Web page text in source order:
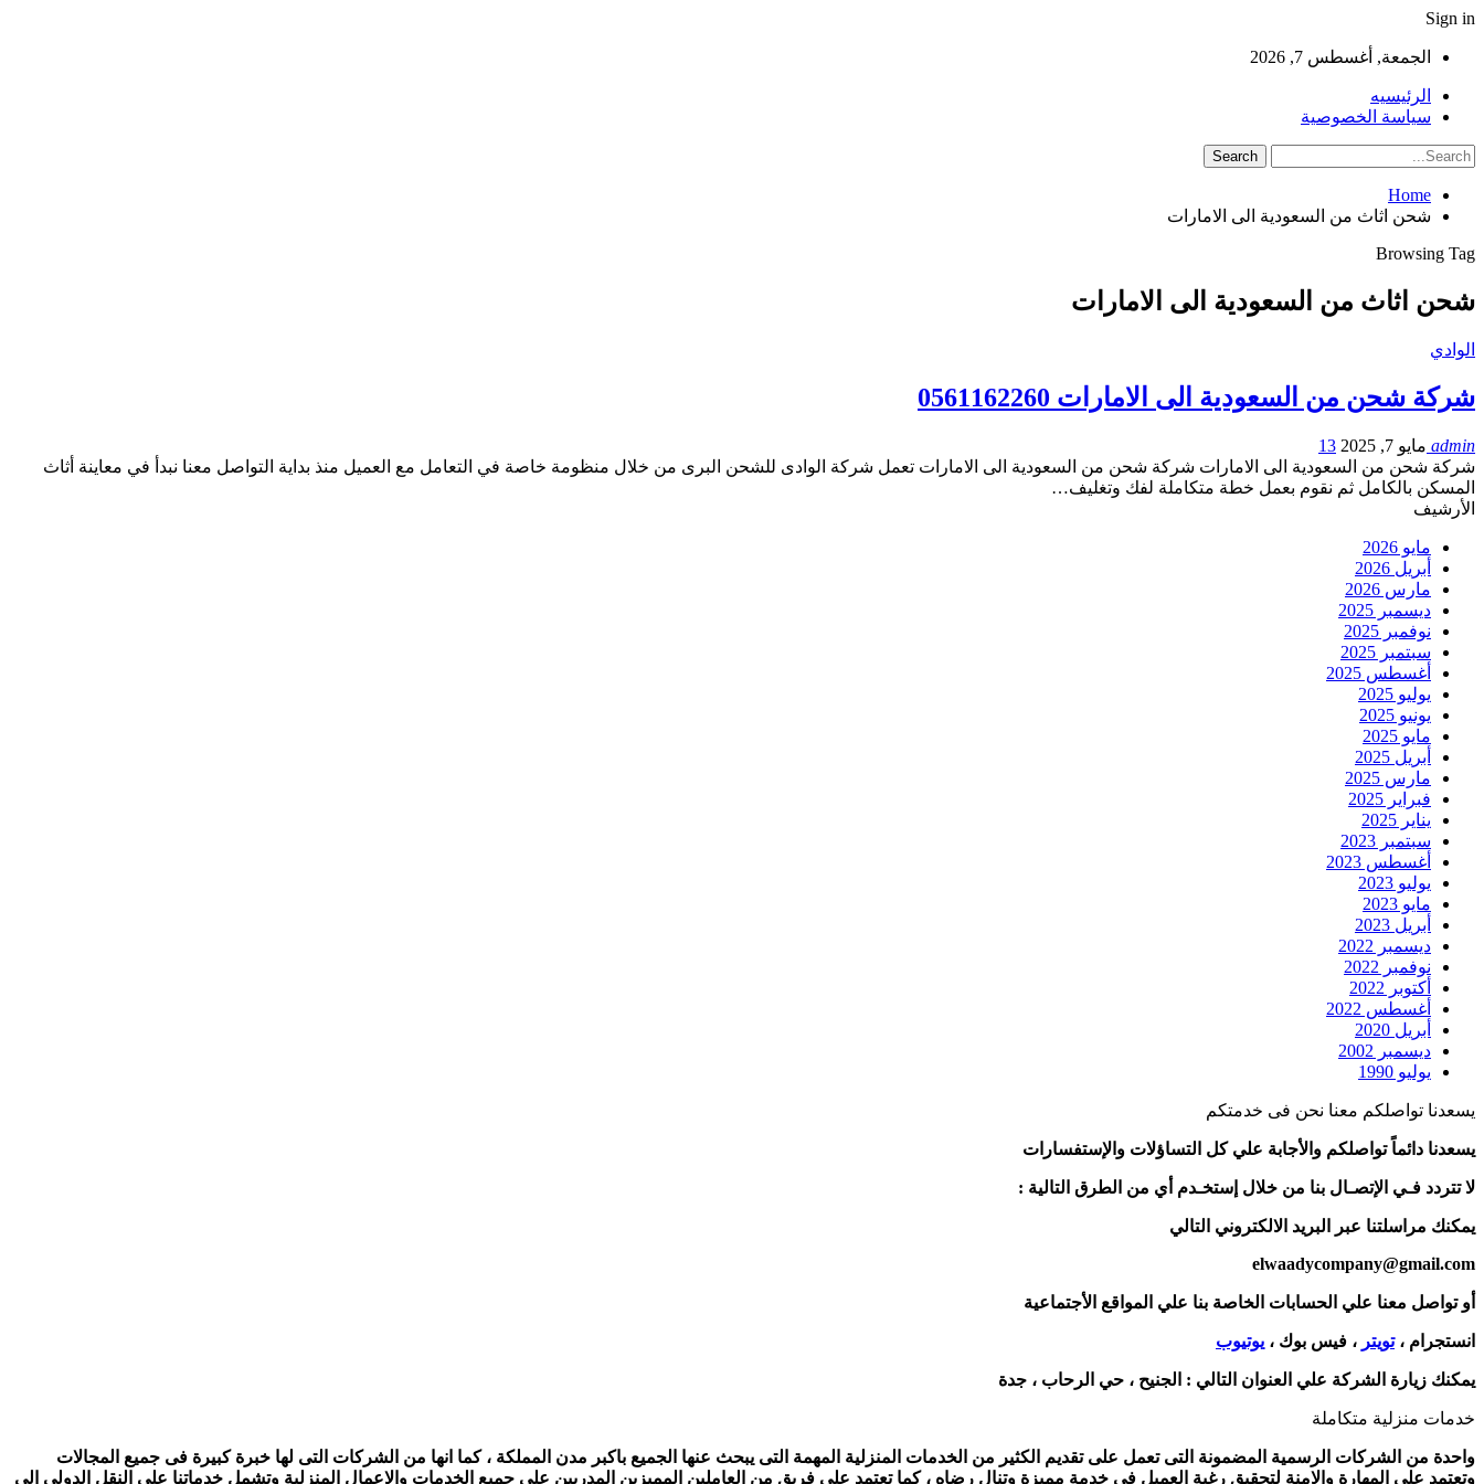
Sign in
الجمعة, أغسطس 7, 2026
الرئيسيه
سياسة الخصوصية
Home
شحن اثاث من السعودية الى الامارات
Browsing Tag
شحن اثاث من السعودية الى الامارات
الوادي
شركة شحن من السعودية الى الامارات 0561162260
admin مايو 7, 2025
13
شركة شحن من السعودية الى الامارات شركة شحن من السعودية الى الامارات تعمل شركة الوادى للشحن البرى من خلال منظومة خاصة في التعامل مع العميل منذ بداية التواصل معنا نبدأ في معاينة أثاث
المسكن بالكامل ثم نقوم بعمل خطة متكاملة لفك وتغليف…
الأرشيف
مايو 2026
أبريل 2026
مارس 2026
ديسمبر 2025
نوفمبر 2025
سبتمبر 2025
أغسطس 2025
يوليو 2025
يونيو 2025
مايو 2025
أبريل 2025
مارس 2025
فبراير 2025
يناير 2025
سبتمبر 2023
أغسطس 2023
يوليو 2023
مايو 2023
أبريل 2023
ديسمبر 2022
نوفمبر 2022
أكتوبر 2022
أغسطس 2022
أبريل 2020
ديسمبر 2002
يوليو 1990
يسعدنا تواصلكم معنا نحن فى خدمتكم
يسعدنا دائماً تواصلكم والأجابة علي كل التساؤلات والإستفسارات
لا تتردد فـي الإتصـال بنا من خلال إستخـدم أي من الطرق التالية :
يمكنك مراسلتنا عبر البريد الالكتروني التالي
elwaadycompany@gmail.com
أو تواصل معنا علي الحسابات الخاصة بنا علي المواقع الأجتماعية
انستجرام ،تويتر ، فيس بوك ، يوتيوب
يمكنك زيارة الشركة علي العنوان التالي : الجنيح ، حي الرحاب ، جدة
خدمات منزلية متكاملة
واحدة من الشركات الرسمية المضمونة التى تعمل على تقديم الكثير من الخدمات المنزلية المهمة التى يبحث عنها الجميع باكبر مدن المملكة ، كما انها من الشركات التى لها خبرة كبيرة فى جميع المجالات
وتعتمد على المهارة والامنة لتحقيق رغبة العميل فى خدمة مميزة وتنال رضاه ، كما تعتمد على فريق من العاملين المميزين المدربين على جميع الخدمات والاعمال المنزلية وتشمل خدماتنا على النقل الدولى الى